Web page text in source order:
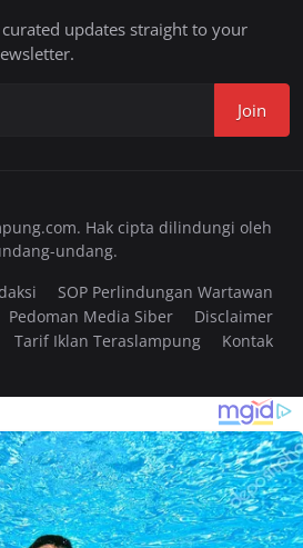
updates straight to your
Join
Hak cipta dilindungi oleh
undang.
SOP Perlindungan Wartawan
Pedoman Media Siber
Disclaimer
Tarif Iklan Teraslampung
Kontak